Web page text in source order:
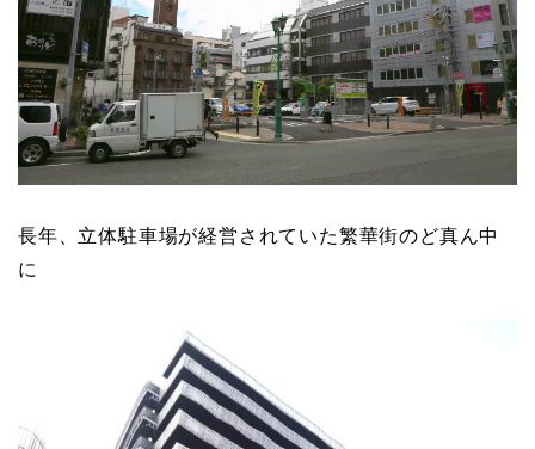
長年、立体駐車場が経営されていた繁華街のど真ん中
に